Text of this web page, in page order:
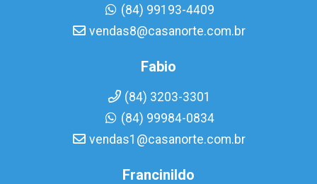
(84) 99193-4409
vendas8@casanorte.com.br
Fabio
(84) 3203-3301
(84) 99984-0834
vendas1@casanorte.com.br
Francinildo